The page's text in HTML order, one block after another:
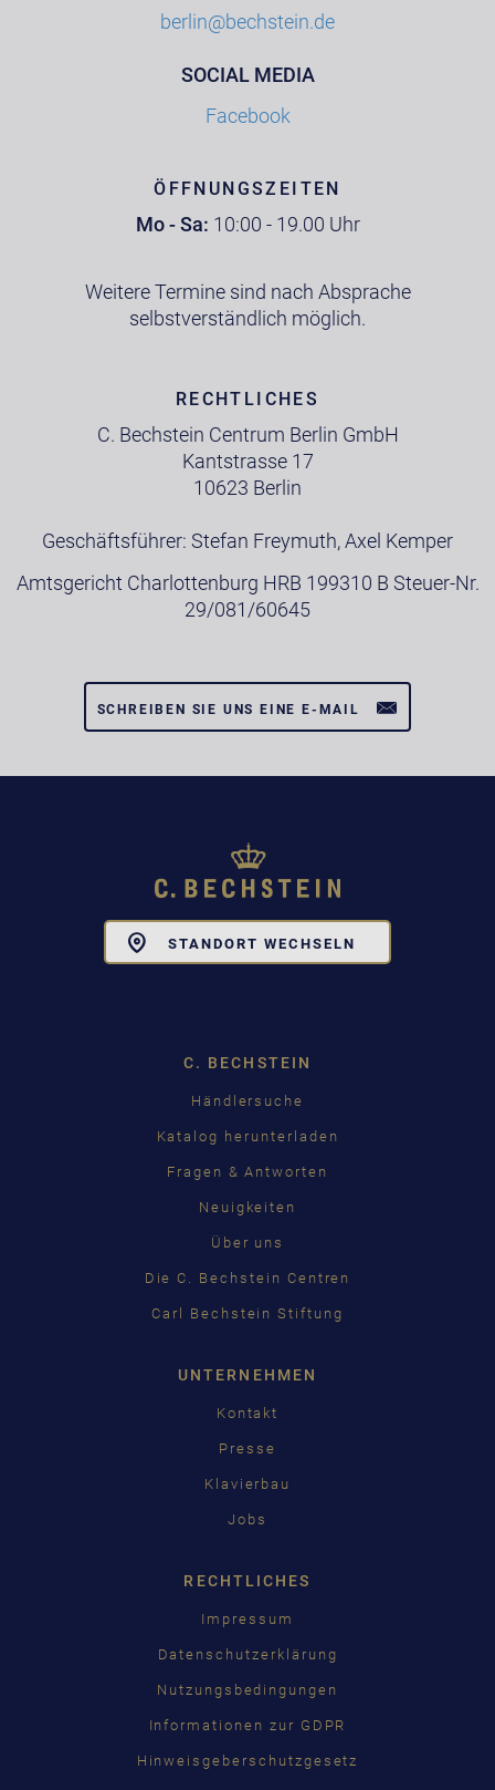
berlin@bechstein.de
SOCIAL MEDIA
Facebook
ÖFFNUNGSZEITEN
Mo - Sa: 10:00 - 19.00 Uhr
Weitere Termine sind nach Absprache
selbstverständlich möglich.
RECHTLICHES
C. Bechstein Centrum Berlin GmbH
Kantstrasse 17
10623 Berlin
Geschäftsführer: Stefan Freymuth, Axel Kemper
Amtsgericht Charlottenburg HRB 199310 B Steuer-Nr.
29/081/60645
SCHREIBEN SIE UNS EINE E-MAIL
STANDORT WECHSELN
C. BECHSTEIN
Händlersuche
Katalog herunterladen
Fragen & Antworten
Neuigkeiten
Über uns
Die C. Bechstein Centren
Carl Bechstein Stiftung
UNTERNEHMEN
Kontakt
Presse
Klavierbau
Jobs
RECHTLICHES
Impressum
Datenschutzerklärung
Nutzungsbedingungen
Informationen zur GDPR
Hinweisgeberschutzgesetz